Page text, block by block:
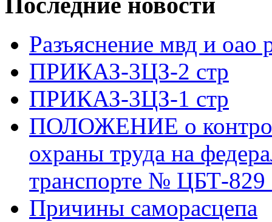
Разъяснение мвд и оао
ПРИКАЗ-3ЦЗ-2 стр
ПРИКАЗ-3ЦЗ-1 стр
ПОЛОЖЕНИЕ о
охраны труда на
транспорте № ЦБТ-829
Причины саморасцепа